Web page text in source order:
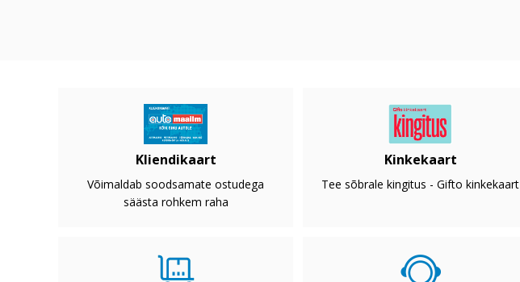
Kliendikaart
Võimaldab soodsamate ostudega
säästa rohkem raha
Kinkekaart
Tee sõbrale kingitus - Gifto kinkekaart